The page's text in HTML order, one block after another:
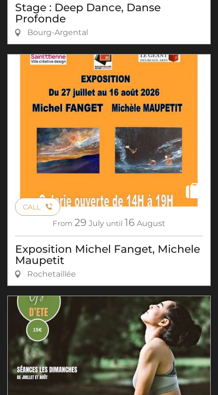
Stage : Deep Dance, Danse
Profonde
Bourg-Argental
CALL
From 29 July until 16 August
Exposition Michel Fanget, Michele
Maupetit
Rochetaillée